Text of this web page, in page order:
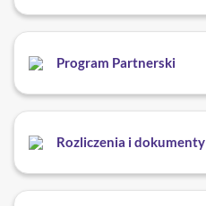
Program Partnerski
Rozliczenia i dokumenty